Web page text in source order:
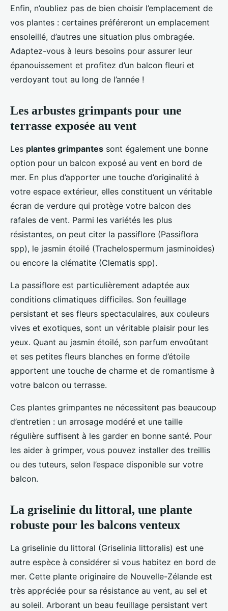
Enfin, n’oubliez pas de bien choisir l’emplacement de
vos plantes : certaines préféreront un emplacement
ensoleillé, d’autres une situation plus ombragée.
Adaptez-vous à leurs besoins pour assurer leur
épanouissement et profitez d’un balcon fleuri et
verdoyant tout au long de l’année !
Les arbustes grimpants pour une
terrasse exposée au vent
Les plantes grimpantes sont également une bonne
option pour un balcon exposé au vent en bord de
mer. En plus d’apporter une touche d’originalité à
votre espace extérieur, elles constituent un véritable
écran de verdure qui protège votre balcon des
rafales de vent. Parmi les variétés les plus
résistantes, on peut citer la passiflore (Passiflora
spp), le jasmin étoilé (Trachelospermum jasminoides)
ou encore la clématite (Clematis spp).
La passiflore est particulièrement adaptée aux
conditions climatiques difficiles. Son feuillage
persistant et ses fleurs spectaculaires, aux couleurs
vives et exotiques, sont un véritable plaisir pour les
yeux. Quant au jasmin étoilé, son parfum envoûtant
et ses petites fleurs blanches en forme d’étoile
apportent une touche de charme et de romantisme à
votre balcon ou terrasse.
Ces plantes grimpantes ne nécessitent pas beaucoup
d’entretien : un arrosage modéré et une taille
régulière suffisent à les garder en bonne santé. Pour
les aider à grimper, vous pouvez installer des treillis
ou des tuteurs, selon l’espace disponible sur votre
balcon.
La griselinie du littoral, une plante
robuste pour les balcons venteux
La griselinie du littoral (Griselinia littoralis) est une
autre espèce à considérer si vous habitez en bord de
mer. Cette plante originaire de Nouvelle-Zélande est
très appréciée pour sa résistance au vent, au sel et
au soleil. Arborant un beau feuillage persistant vert